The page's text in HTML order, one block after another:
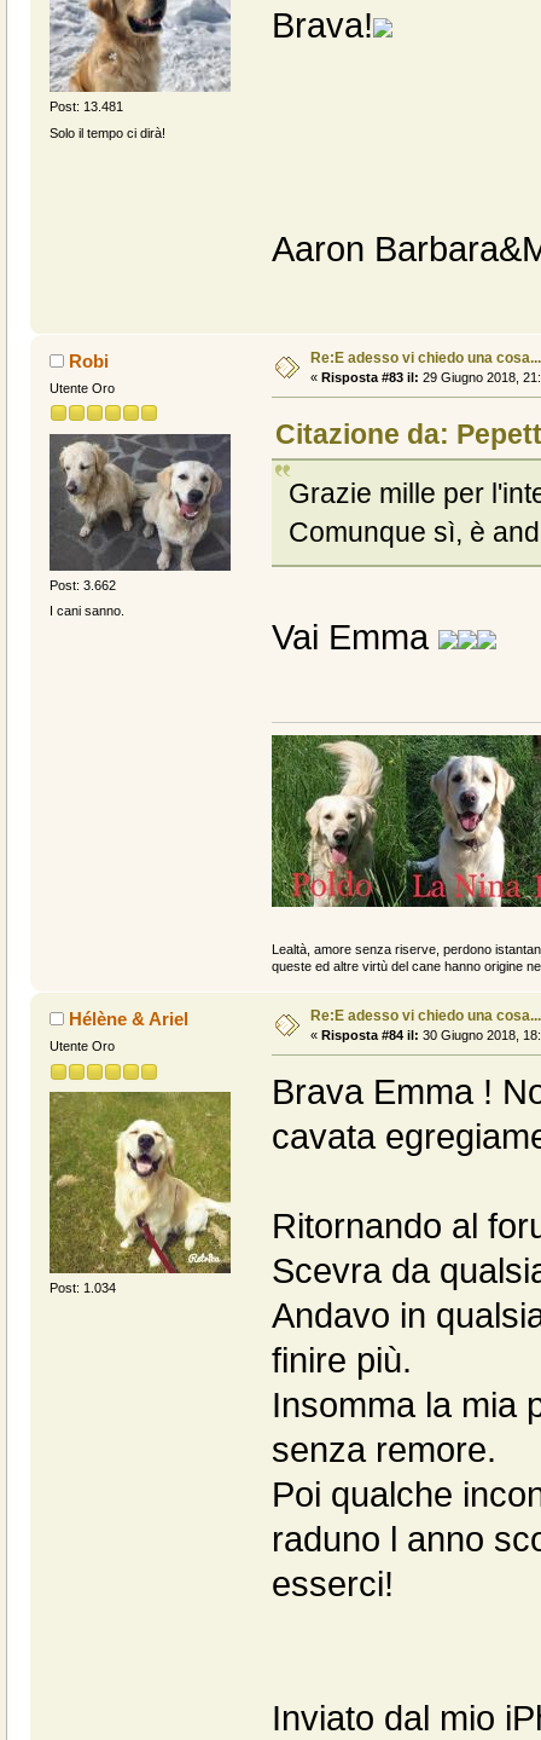
Post: 13.481
Solo il tempo ci dirà!
Brava!
Aaron
Robi
Utente Oro
Post: 3.662
I cani sanno.
Re:E adesso vi chiedo una
« Risposta #83 il: 29 Giugno 2018,
Citazione da:
Grazie mille per
Comunque sì, è
Vai Emma
Lealtà, amore senza riserve, perdono
queste ed altre virtù del cane hanno origine
Hélène & Ariel
Utente Oro
Post: 1.034
Re:E adesso vi chiedo una
« Risposta #84 il: 30 Giugno 2018,
Brava Emma !
cavata
Ritornando al
Scevra da
Andavo in
finire più.
Insomma la mia
senza remore.
Poi qualche
raduno l anno
esserci!
Inviato dal mio